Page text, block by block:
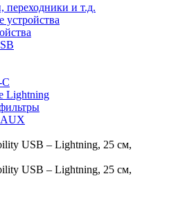
переходники и т.д.
устройства
Lightning
AUX
USB – Lightning, 25 см,
USB – Lightning, 25 см,